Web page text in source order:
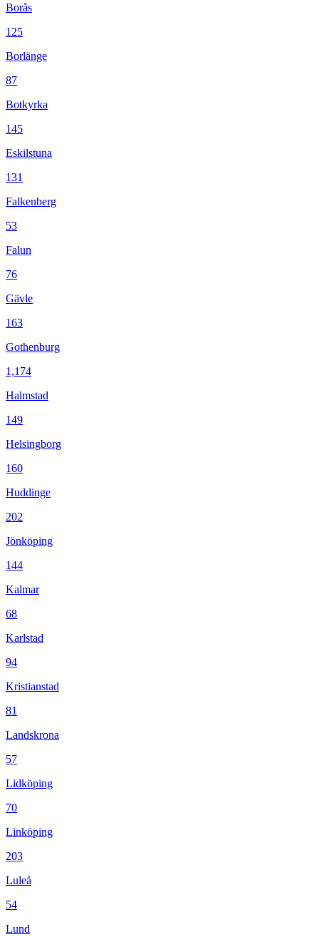
Borås
125
Borlänge
87
Botkyrka
145
Eskilstuna
131
Falkenberg
53
Falun
76
Gävle
163
Gothenburg
1,174
Halmstad
149
Helsingborg
160
Huddinge
202
Jönköping
144
Kalmar
68
Karlstad
94
Kristianstad
81
Landskrona
57
Lidköping
70
Linköping
203
Luleå
54
Lund